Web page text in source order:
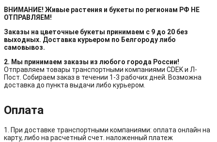
ВНИМАНИЕ! Живые растения и букеты по регионам РФ НЕ
ОТПРАВЛЯЕМ!
Заказы на цветочные букеты принимаем с 9 до 20 без
выходных. Доставка курьером по Белгороду либо
самовывоз.
2. Мы принимаем заказы из любого города России!
Отправляем товары транспортными компаниями CDEK и Л-
Пост. Собираем заказ в течении 1-3 рабочих дней. Возможна
доставка до пункта выдачи либо курьером.
Оплата
1. При доставке транспортными компаниями: оплата онлайн на
карту, либо на расчетный счет. наложенный платеж